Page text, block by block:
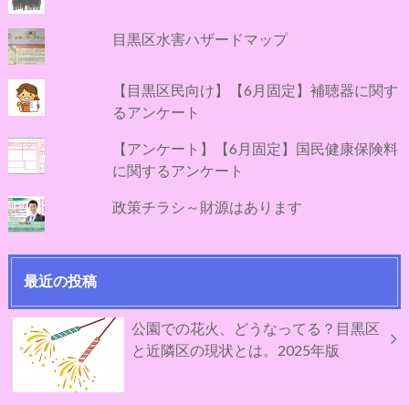
目黒区水害ハザードマップ
【目黒区民向け】【6月固定】補聴器に関す
るアンケート
【アンケート】【6月固定】国民健康保険料
に関するアンケート
政策チラシ～財源はあります
最近の投稿
公園での花火、どうなってる？目黒区
と近隣区の現状とは。2025年版